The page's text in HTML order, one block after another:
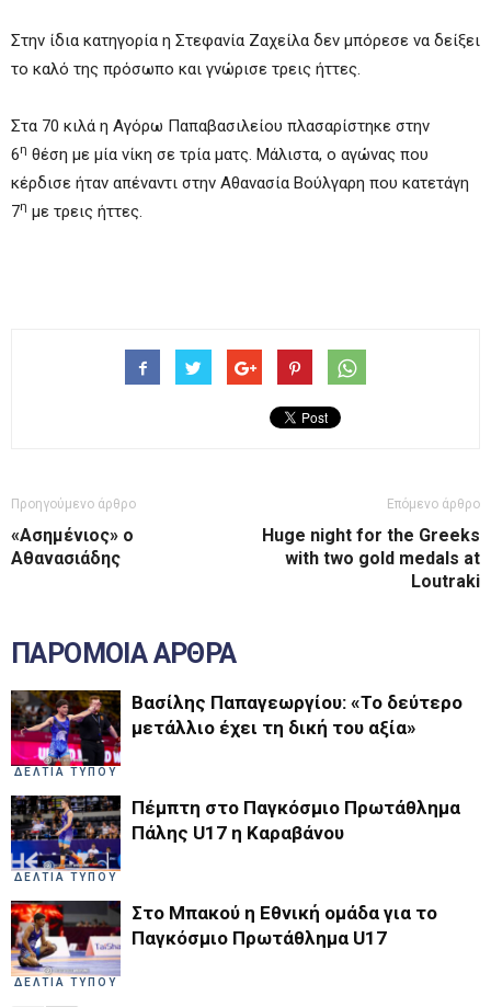
Στην ίδια κατηγορία η Στεφανία Ζαχείλα δεν μπόρεσε να δείξει
το καλό της πρόσωπο και γνώρισε τρεις ήττες.
Στα 70 κιλά η Αγόρω Παπαβασιλείου πλασαρίστηκε στην
6η θέση με μία νίκη σε τρία ματς. Μάλιστα, ο αγώνας που
κέρδισε ήταν απέναντι στην Αθανασία Βούλγαρη που κατετάγη
7η με τρεις ήττες.
Προηγούμενο άρθρο
«Ασημένιος» ο
Αθανασιάδης
Επόμενο άρθρο
Huge night for the Greeks
with two gold medals at
Loutraki
ΠΑΡΟΜΟΙΑ ΑΡΘΡΑ
ΔΕΛΤΙΑ ΤΥΠΟΥ
Βασίλης Παπαγεωργίου: «Το δεύτερο
μετάλλιο έχει τη δική του αξία»
ΔΕΛΤΙΑ ΤΥΠΟΥ
Πέμπτη στο Παγκόσμιο Πρωτάθλημα
Πάλης U17 η Καραβάνου
ΔΕΛΤΙΑ ΤΥΠΟΥ
Στο Μπακού η Εθνική ομάδα για το
Παγκόσμιο Πρωτάθλημα U17